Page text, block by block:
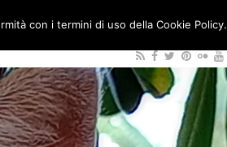
Sostienici Contatti
con i termini di uso della Cookie Policy.